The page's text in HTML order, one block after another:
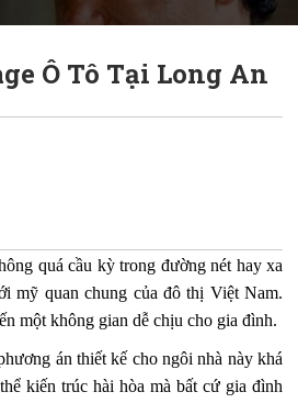
Ô Tô Tại Long An
quá cầu kỳ trong đường nét hay xa
mỹ quan chung của đô thị Việt Nam.
một không gian dễ chịu cho gia đình.
án thiết kế cho ngôi nhà này khá
kiến trúc hài hòa mà bất cứ gia đình